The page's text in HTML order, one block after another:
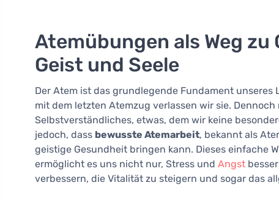
Atemübungen als Weg
Geist und Seele
Der Atem ist das grundlegende Fundament
mit dem letzten Atemzug verlassen wir sie.
Selbstverständliches, etwas, dem wir keine
jedoch, dass bewusste Atemarbeit, bekannt als
geistige Gesundheit bringen kann. Dieses einfache
ermöglicht es uns nicht nur, Stress und Angst
verbessern, die Vitalität zu steigern und sogar das